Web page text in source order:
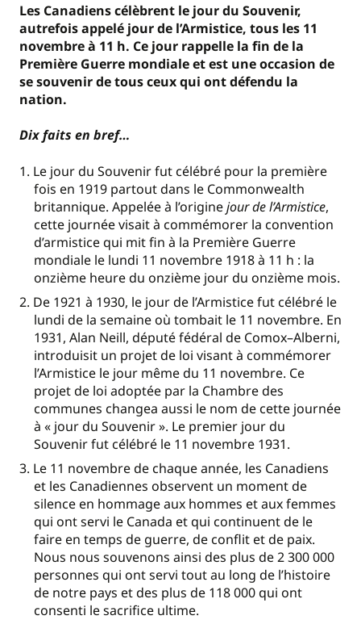
Les Canadiens célèbrent le jour du Souvenir,
autrefois appelé jour de l’Armistice, tous les 11
novembre à 11 h. Ce jour rappelle la fin de la
Première Guerre mondiale et est une occasion de
se souvenir de tous ceux qui ont défendu la
nation.
Dix faits en bref…
Le jour du Souvenir fut célébré pour la première
fois en 1919 partout dans le Commonwealth
britannique. Appelée à l’originejour de l’Armistice,
cette journée visait à commémorer la convention
d’armistice qui mit fin à la Première Guerre
mondiale le lundi 11 novembre 1918 à 11 h : la
onzième heure du onzième jour du onzième mois.
De 1921 à 1930, le jour de l’Armistice fut célébré le
lundi de la semaine où tombait le 11 novembre. En
1931, Alan Neill, député fédéral de Comox–Alberni,
introduisit un projet de loi visant à commémorer
l’Armistice le jour même du 11 novembre. Ce
projet de loi adoptée par la Chambre des
communes changea aussi le nom de cette journée
à « jour du Souvenir ». Le premier jour du
Souvenir fut célébré le 11 novembre 1931.
Le 11 novembre de chaque année, les Canadiens
et les Canadiennes observent un moment de
silence en hommage aux hommes et aux femmes
qui ont servi le Canada et qui continuent de le
faire en temps de guerre, de conflit et de paix.
Nous nous souvenons ainsi des plus de 2 300 000
personnes qui ont servi tout au long de l’histoire
de notre pays et des plus de 118 000 qui ont
consenti le sacrifice ultime.